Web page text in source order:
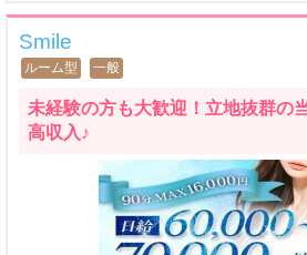
時間勤務） 1日のお給
0歳/既婚者/専業主婦/
7:00（9時間勤務） 1日
Smile
ルーム型 一般
未経験の方も大歓迎！立地抜群の
高収入♪